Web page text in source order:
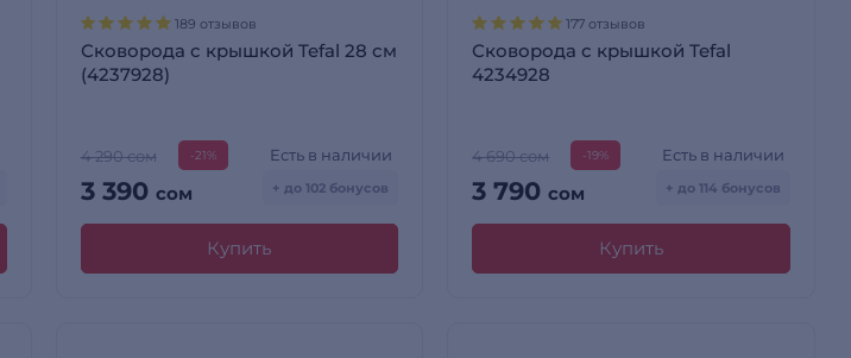
189 отзывов
Сковорода с крышкой Tefal 28 см
(4237928)
4 290 сом -21%
3 390 сом
Есть в наличии
+ до 102 бонусов
Купить
177 отзывов
Сковорода с крышкой Tefal
4234928
4 690 сом -19%
3 790сом
Есть в наличии
+ до 114 бонусов
Купить